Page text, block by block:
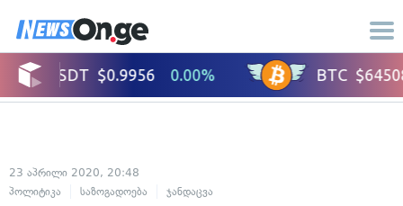
23 აპრილი 2020, 20:48
პოლიტიკა
საზოგადოება ჯანდაცვა